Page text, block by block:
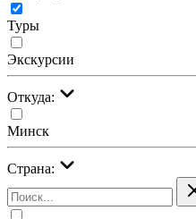
Туры
Экскурсии
Откуда:
Минск
Страна: